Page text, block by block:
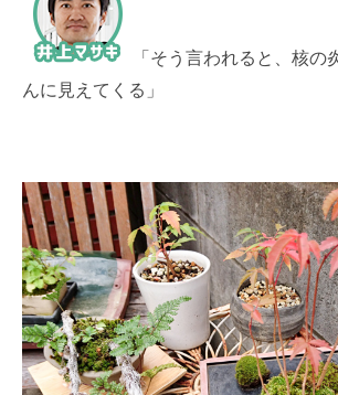
「そう言われると、核の
んに見えてくる」